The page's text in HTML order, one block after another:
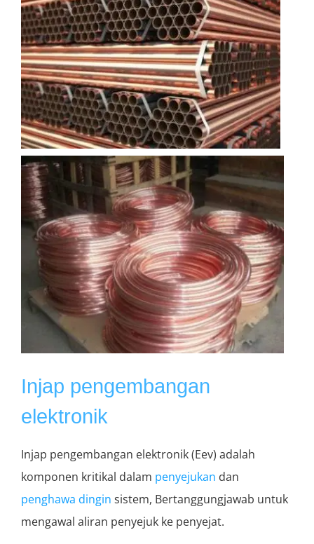
Injap pengembangan
elektronik
Injap pengembangan elektronik (Eev) adalah
komponen kritikal dalam penyejukan dan
penghawa dingin sistem, Bertanggungjawab untuk
mengawal aliran penyejuk ke penyejat.